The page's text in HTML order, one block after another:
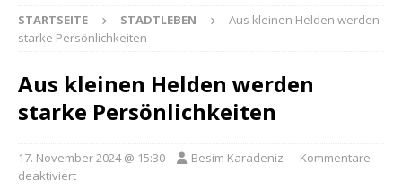
STARTSEITE STADTLEBEN
Aus kleinen Helden werden
starke Persönlichkeiten
Aus kleinen Helden werden
starke Persönlichkeiten
17. November 2024 @ 15:30 Besim Karadeniz
Kommentare
deaktiviert